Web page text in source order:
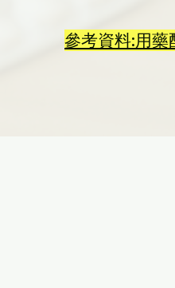
參考資料:用